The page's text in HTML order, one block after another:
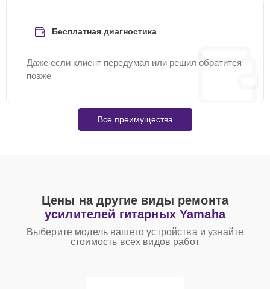
Бесплатная диагностика
Даже если клиент передумал или решил обратится
позже
Все преимущества
Цены на другие виды ремонта
усилителей гитарных Yamaha
Выберите модель вашего устройства и узнайте
стоимость всех видов работ